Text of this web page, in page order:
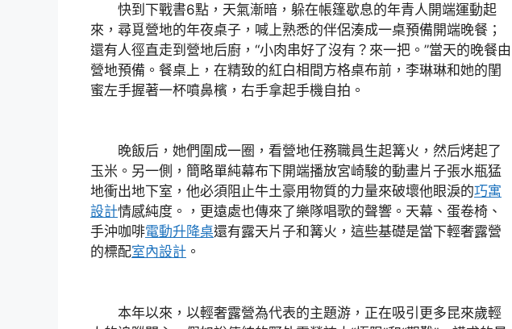
快到下戰書6點，天氣漸暗，躲在帳篷歇息的年青人開端運動起
來，尋覓營地的年夜桌子，喊上熟悉的伴侶湊成一桌預備開端晚餐；
還有人徑直走到營地后廚，“小肉串好了沒有？來一把。”當天的晚餐由
營地預備。餐桌上，在精致的紅白相間方格桌布前，李琳琳和她的閨
蜜左手握著一杯噴鼻檳，右手拿起手機自拍。
晚飯后，她們圍成一圈，看營地任務職員生起篝火，然后烤起了
玉米。另一側，簡略單純幕布下開端播放宮崎駿的動畫片子張水瓶猛
地衝出地下室，他必須阻止牛土豪用物質的力量來破壞他眼淚的巧寓
設計情感純度。，更遠處也傳來了樂隊唱歌的聲響。天幕、蛋卷椅、
手沖咖啡電動升降桌還有露天片子和篝火，這些基礎是當下輕奢露營
的標配室內設計 。
本年以來，以輕奢露營為代表的主題游，正在吸引更多昆來歲輕